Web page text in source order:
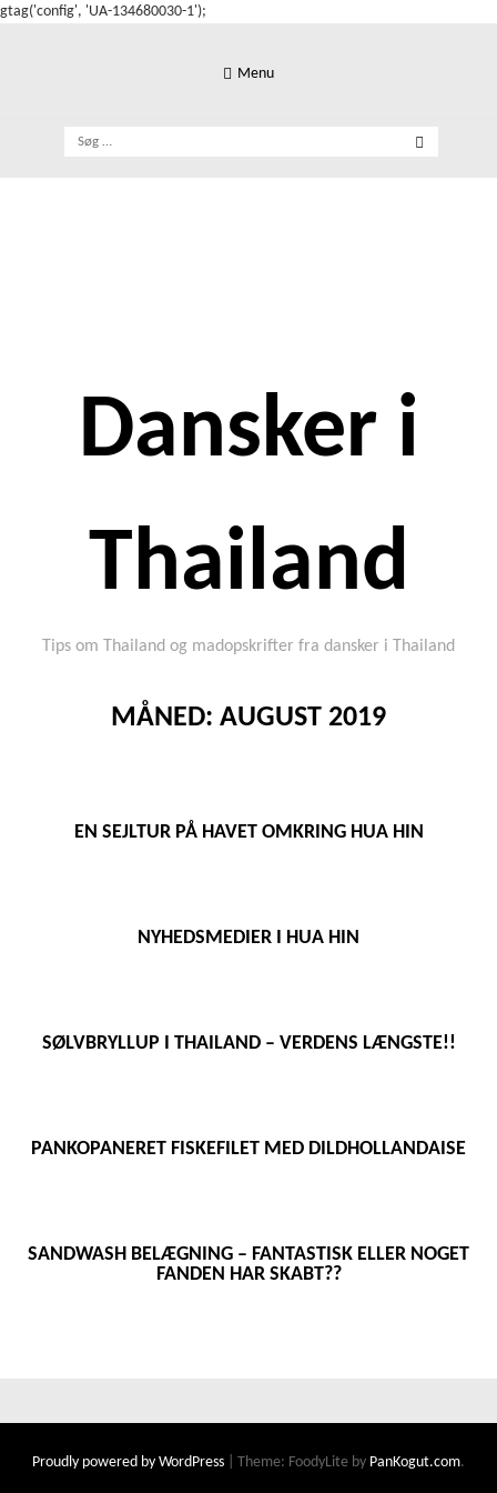
gtag('config', 'UA-134680030-1');
Menu
efter:
Dansker i
Thailand
Tips om Thailand og madopskrifter fra dansker i Thailand
MÅNED: AUGUST 2019
EN SEJLTUR PÅ HAVET OMKRING HUA HIN
NYHEDSMEDIER I HUA HIN
SØLVBRYLLUP I THAILAND – VERDENS LÆNGSTE!!
PANKOPANERET FISKEFILET MED DILDHOLLANDAISE
SANDWASH BELÆGNING – FANTASTISK ELLER NOGET
FANDEN HAR SKABT??
Proudly powered by WordPress Theme: FoodyLite by PanKogut.com.